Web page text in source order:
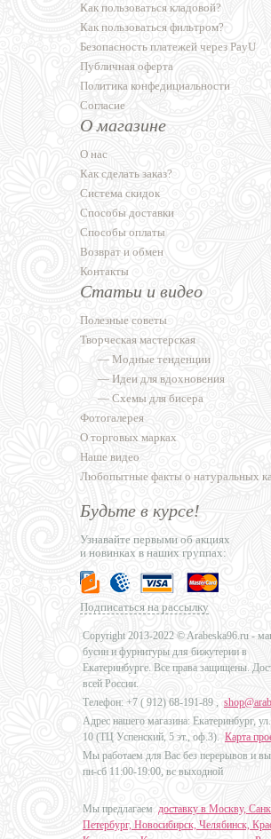
Как пользоваться кладовой?
Как пользоваться фильтром?
Безопасность платежей через PayU
Публичная оферта
Политика конфедициальности
Согласие
О магазине
О нас
Как сделать заказ?
Система скидок
Способы доставки
Способы оплаты
Возврат и обмен
Контакты
Статьи и видео
Полезные советы
Творческая мастерская
— Модные тенденции
— Идеи для вдохновения
— Схемы для бисера
Фотогалерея
О торговых марках
Наше видео
Любопытные факты о натуральных
Будьте в курсе!
Узнавайте первыми об акциях
и новинках в наших группах:
Подписаться на рассылку
Copyright 2013-2022 © Arabeska96.ru -
бусин и фурнитуры для бижутерии в
Екатеринбурге. Все права защищены.
всей России.
Телефон: +7 ( 912) 68-191-89 ,
Адрес нашего магазина: Екатеринбург,
10 (ТЦ Успенский, 5 эт., оф.3). Карта
Мы работаем для Вас без перерывов и
пн-сб 11:00-19:00, вс выходной
Мы предлагаем доставку в Москву,
Петербург, Новосибирск, Челябинск,